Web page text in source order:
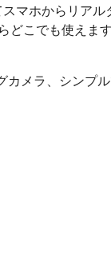
マホからリアル
どこでも使えま
カメラ、シンプ